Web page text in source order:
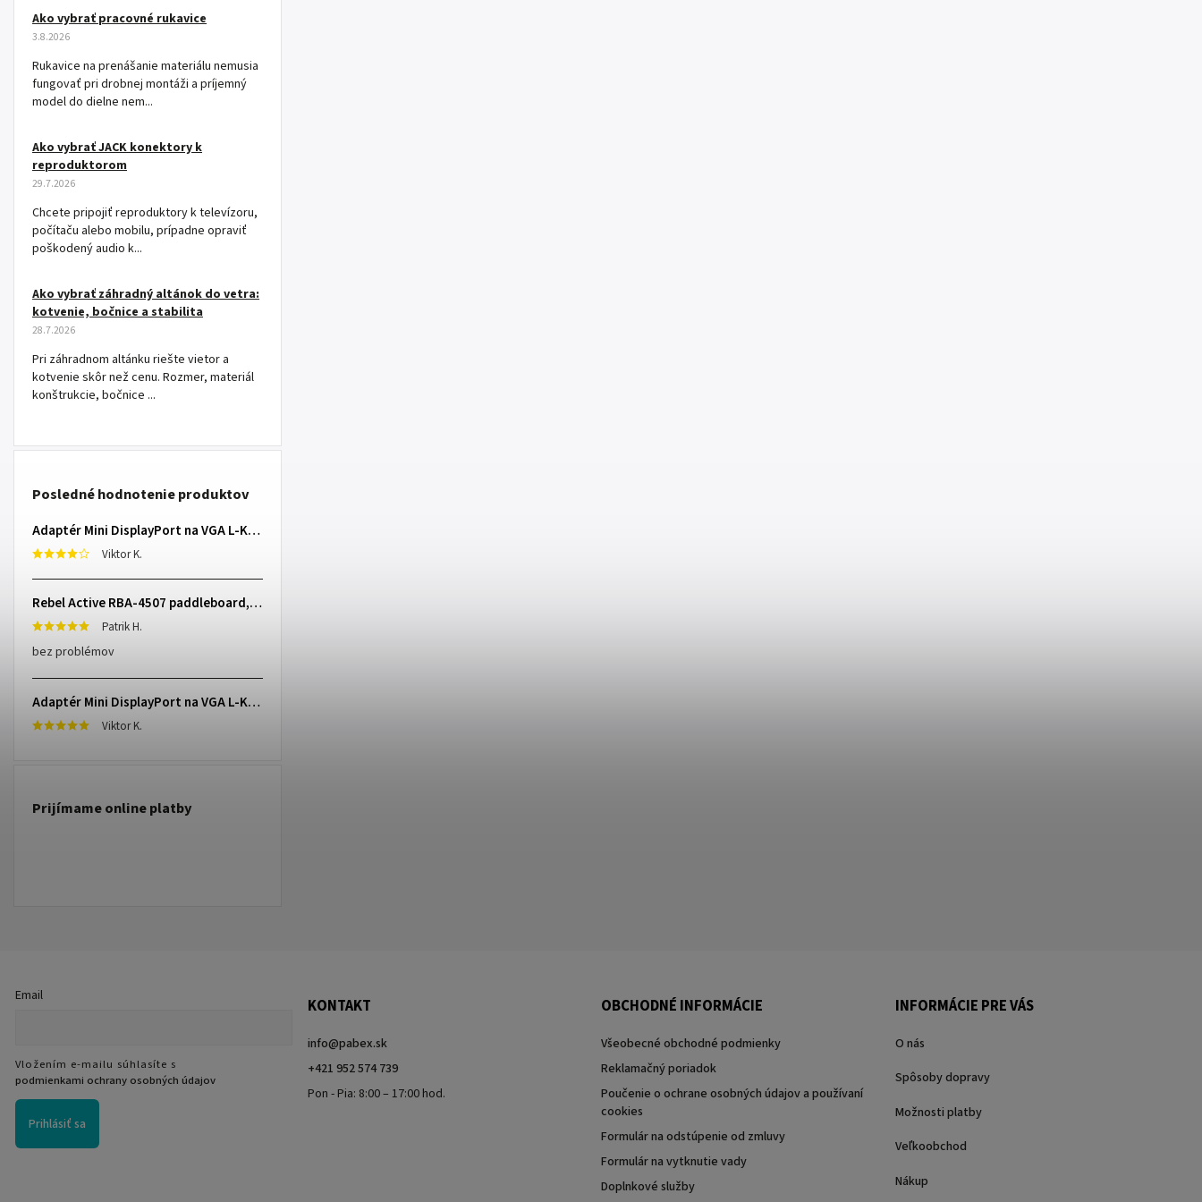
Ako vybrať pracovné rukavice
3.8.2026
Rukavice na prenášanie materiálu nemusia
fungovať pri drobnej montáži a príjemný
model do dielne nem...
Ako vybrať JACK konektory k
reproduktorom
29.7.2026
Chcete pripojiť reproduktory k televízoru,
počítaču alebo mobilu, prípadne opraviť
poškodený audio k...
Ako vybrať záhradný altánok do vetra:
kotvenie, bočnice a stabilita
28.7.2026
Pri záhradnom altánku riešte vietor a
kotvenie skôr než cenu. Rozmer, materiál
konštrukcie, bočnice ...
Posledné hodnotenie produktov
Adaptér Mini DisplayPort na VGA L-KOM0848
Viktor K.
Rebel Active RBA-4507 paddleboard, 335 cm L-RBA-4507-OR
Patrik H.
bez problémov
Adaptér Mini DisplayPort na VGA L-KOM0848
Viktor K.
Prijímame online platby
Email
Vložením e-mailu súhlasíte s
podmienkami ochrany osobných údajov
Prihlásiť sa
KONTAKT
info@pabex.sk
+421 952 574 739
Pon - Pia: 8:00 – 17:00 hod.
OBCHODNÉ INFORMÁCIE
Všeobecné obchodné podmienky
Reklamačný poriadok
Poučenie o ochrane osobných údajov a používaní
cookies
Formulár na odstúpenie od zmluvy
Formulár na vytknutie vady
Doplnkové služby
INFORMÁCIE PRE VÁS
O nás
Spôsoby dopravy
Možnosti platby
Veľkoobchod
Nákup